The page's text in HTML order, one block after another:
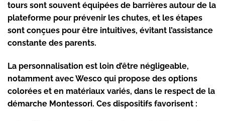
tours sont souvent équipées de barrières autour de la
plateforme pour prévenir les chutes, et les étapes
sont conçues pour être intuitives, évitant l’assistance
constante des parents.
La personnalisation est loin d’être négligeable,
notamment avec Wesco qui propose des options
colorées et en matériaux variés, dans le respect de la
démarche Montessori. Ces dispositifs favorisent :